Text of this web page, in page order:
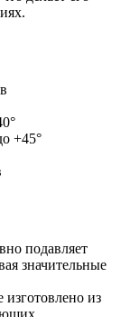
+45°
подавляет
значительные
из